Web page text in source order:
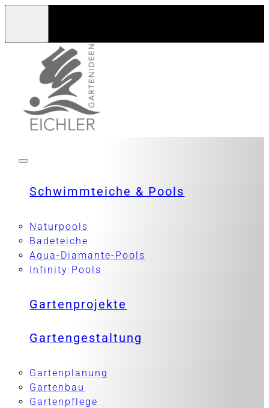
Schwimmteiche & Pools
Naturpools
Badeteiche
Aqua-Diamante-Pools
Infinity Pools
Gartenprojekte
Gartengestaltung
Gartenplanung
Gartenbau
Gartenpflege